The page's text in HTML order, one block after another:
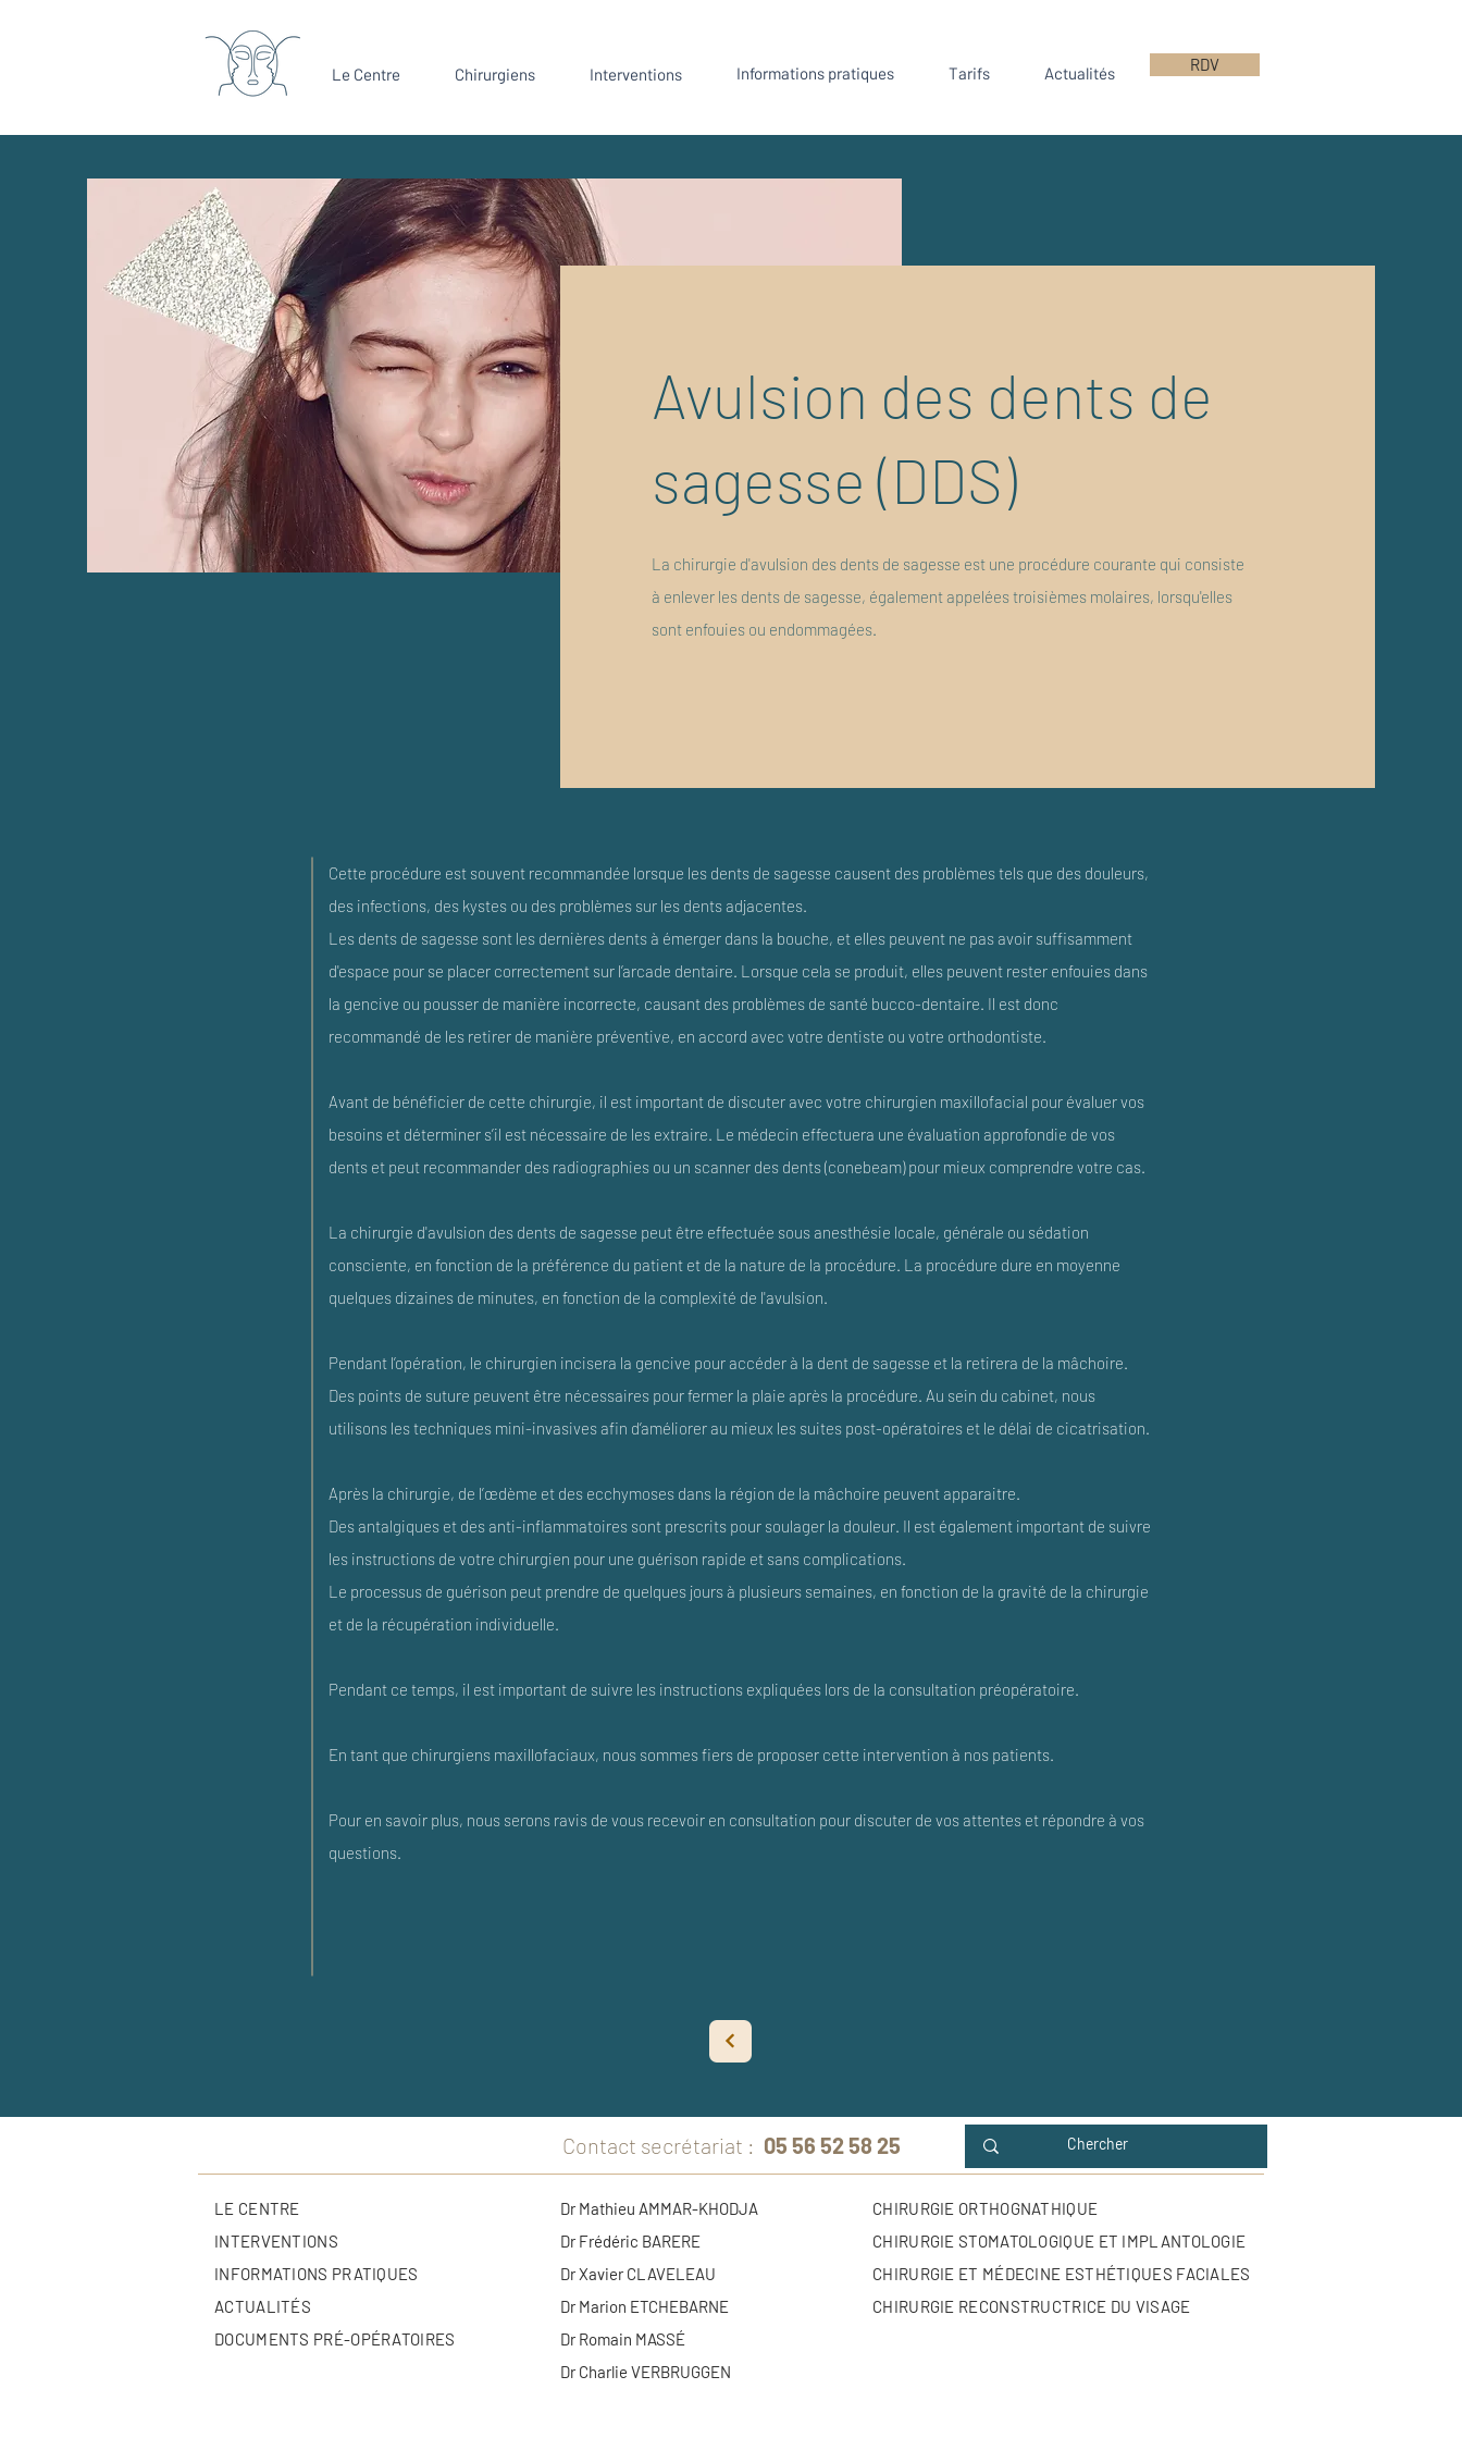
Le Centre Chirurgiens Interventions Informations pratiques Tarifs Actualités RDV
Avulsion des dents de
sagesse (DDS)
La chirurgie d'avulsion des dents de sagesse est une procédure courante qui consiste
à enlever les dents de sagesse, également appelées troisièmes molaires, lorsqu'elles
sont enfouies ou endommagées.
Cette procédure est souvent recommandée lorsque les dents de sagesse causent des problèmes tels que des douleurs,
des infections, des kystes ou des problèmes sur les dents adjacentes.
Les dents de sagesse sont les dernières dents à émerger dans la bouche, et elles peuvent ne pas avoir suffisamment
d'espace pour se placer correctement sur l’arcade dentaire. Lorsque cela se produit, elles peuvent rester enfouies dans
la gencive ou pousser de manière incorrecte, causant des problèmes de santé bucco-dentaire. Il est donc
recommandé de les retirer de manière préventive, en accord avec votre dentiste ou votre orthodontiste.
Avant de bénéficier de cette chirurgie, il est important de discuter avec votre chirurgien maxillofacial pour évaluer vos
besoins et déterminer s’il est nécessaire de les extraire. Le médecin effectuera une évaluation approfondie de vos
dents et peut recommander des radiographies ou un scanner des dents (conebeam) pour mieux comprendre votre cas.
La chirurgie d'avulsion des dents de sagesse peut être effectuée sous anesthésie locale, générale ou sédation
consciente, en fonction de la préférence du patient et de la nature de la procédure. La procédure dure en moyenne
quelques dizaines de minutes, en fonction de la complexité de l'avulsion.
Pendant l’opération, le chirurgien incisera la gencive pour accéder à la dent de sagesse et la retirera de la mâchoire.
Des points de suture peuvent être nécessaires pour fermer la plaie après la procédure. Au sein du cabinet, nous
utilisons les techniques mini-invasives afin d’améliorer au mieux les suites post-opératoires et le délai de cicatrisation.
Après la chirurgie, de l’œdème et des ecchymoses dans la région de la mâchoire peuvent apparaitre.
Des antalgiques et des anti-inflammatoires sont prescrits pour soulager la douleur. Il est également important de suivre
les instructions de votre chirurgien pour une guérison rapide et sans complications.
Le processus de guérison peut prendre de quelques jours à plusieurs semaines, en fonction de la gravité de la chirurgie
et de la récupération individuelle.
Pendant ce temps, il est important de suivre les instructions expliquées lors de la consultation préopératoire.
En tant que chirurgiens maxillofaciaux, nous sommes fiers de proposer cette intervention à nos patients.
Pour en savoir plus, nous serons ravis de vous recevoir en consultation pour discuter de vos attentes et répondre à vos
questions.
Contact secrétariat : 05 56 52 58 25
LE CENTRE
INTERVENTIONS
INFORMATIONS PRATIQUES
ACTUALITÉS
DOCUMENTS PRÉ-OPÉRATOIRES
Dr Mathieu AMMAR-KHODJA
Dr Frédéric BARERE
Dr Xavier CLAVELEAU
Dr Marion ETCHEBARNE
Dr Romain MASSÉ
Dr Charlie VERBRUGGEN
CHIRURGIE ORTHOGNATHIQUE
CHIRURGIE STOMATOLOGIQUE ET IMPLANTOLOGIE
CHIRURGIE ET MÉDECINE ESTHÉTIQUES FACIALES
CHIRURGIE RECONSTRUCTRICE DU VISAGE